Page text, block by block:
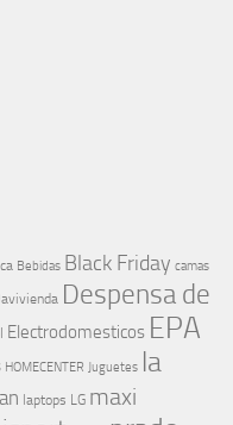
Bebidas Black Friday camas
Despensa de
Electrodomesticos EPA
HOMECENTER Juguetes la
laptops LG maxi